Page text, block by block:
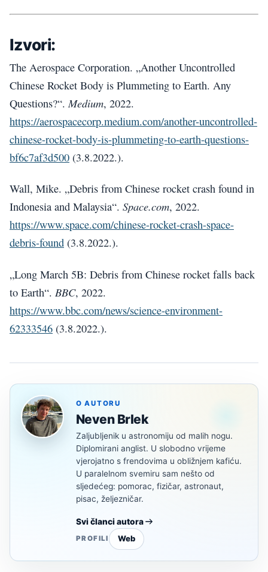
Izvori:
The Aerospace Corporation. „Another Uncontrolled
Chinese Rocket Body is Plummeting to Earth. Any
Questions?“. Medium, 2022.
https://aerospacecorp.medium.com/another-uncontrolled-
chinese-rocket-body-is-plummeting-to-earth-questions-
bf6c7af3d500 (3.8.2022.).
Wall, Mike. „Debris from Chinese rocket crash found in
Indonesia and Malaysia“. Space.com, 2022.
https://www.space.com/chinese-rocket-crash-space-
debris-found (3.8.2022.).
„Long March 5B: Debris from Chinese rocket falls back
to Earth“. BBC, 2022.
https://www.bbc.com/news/science-environment-
62333546 (3.8.2022.).
O AUTORU
Neven Brlek
Zaljubljenik u astronomiju od malih nogu.
Diplomirani anglist. U slobodno vrijeme
vjerojatno s frendovima u obližnjem kafiću.
U paralelnom svemiru sam nešto od
sljedećeg: pomorac, fizičar, astronaut,
pisac, željezničar.
Svi članci autora
PROFILI Web